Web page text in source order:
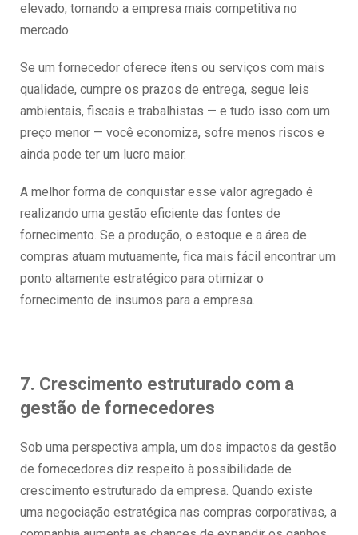
elevado, tornando a empresa mais competitiva no
mercado.
Se um fornecedor oferece itens ou serviços com mais
qualidade, cumpre os prazos de entrega, segue leis
ambientais, fiscais e trabalhistas — e tudo isso com um
preço menor — você economiza, sofre menos riscos e
ainda pode ter um lucro maior.
A melhor forma de conquistar esse valor agregado é
realizando uma gestão eficiente das fontes de
fornecimento. Se a produção, o estoque e a área de
compras atuam mutuamente, fica mais fácil encontrar um
ponto altamente estratégico para otimizar o
fornecimento de insumos para a empresa.
7. Crescimento estruturado com a
gestão de fornecedores
Sob uma perspectiva ampla, um dos impactos da gestão
de fornecedores diz respeito à possibilidade de
crescimento estruturado da empresa. Quando existe
uma negociação estratégica nas compras corporativas, a